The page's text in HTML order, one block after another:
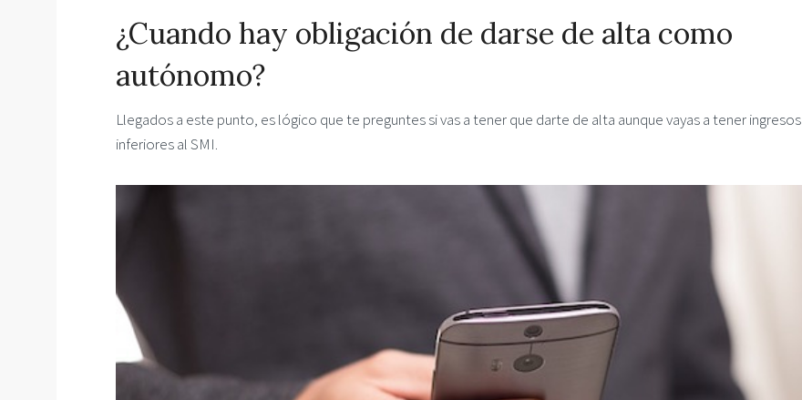
¿Cuando hay obligación de darse de alta como
autónomo?
Llegados a este punto, es lógico que te preguntes si vas a tener que darte de alta aunque vayas a tener ingresos
inferiores al SMI.